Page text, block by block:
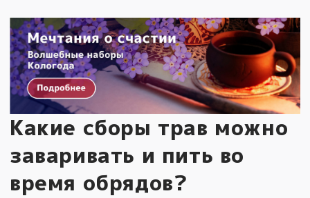
Какие сборы трав можно
заваривать и пить во
время обрядов?